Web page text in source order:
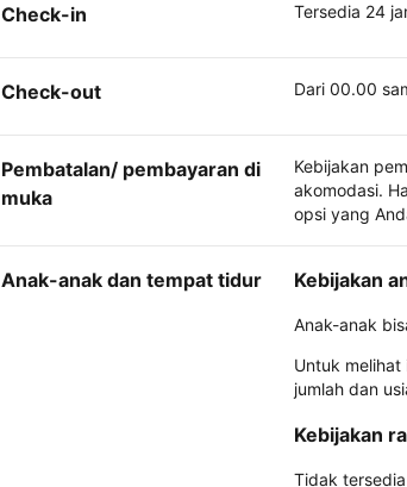
Check-in Tersedia 24
Check-out Dari 00.00
Pembatalan/ pembayaran di
muka
Kebijakan
akomodasi.
opsi yang
Anak-anak dan tempat tidur Kebijakan
Anak-anak
Untuk
jumlah dan
Kebijakan
Tidak